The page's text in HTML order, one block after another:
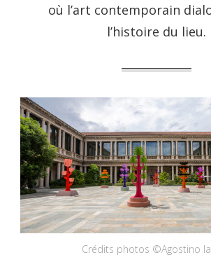
où l’art contemporain
l’histoire du lieu.
Crédits photos ©Agostino